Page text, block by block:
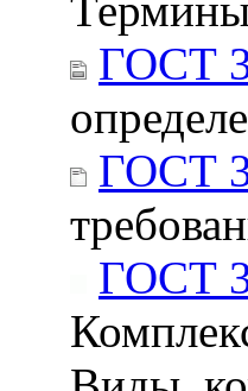
ГОСТ
ГОСТ
ГОСТ